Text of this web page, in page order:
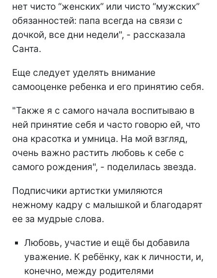
нет чисто “женских” или чисто “мужских”
обязанностей: папа всегда на связи с
дочкой, все дни недели", - рассказала
Санта.
Еще следует уделять внимание
самооценке ребенка и его принятию себя.
"Также я с самого начала воспитываю в
ней принятие себя и часто говорю ей, что
она красотка и умница. На мой взгляд,
очень важно растить любовь к себе с
самого рождения", - поделилась звезда.
Подписчики артистки умиляются
нежному кадру с малышкой и благодарят
ее за мудрые слова.
Любовь, участие и ещё бы добавила
уважение. К ребёнку, как к личности, и,
конечно, между родителями